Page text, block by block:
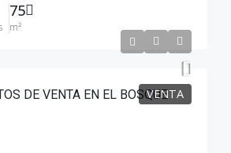
75
m²
VENTA
DE VENTA EN EL BOSQUE